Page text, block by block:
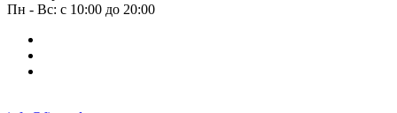
Пн - Вс: с 10:00 до 20:00